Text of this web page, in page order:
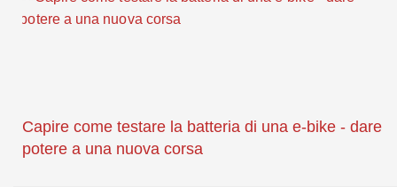
Capire come testare la batteria di una e-bike - dare
potere a una nuova corsa